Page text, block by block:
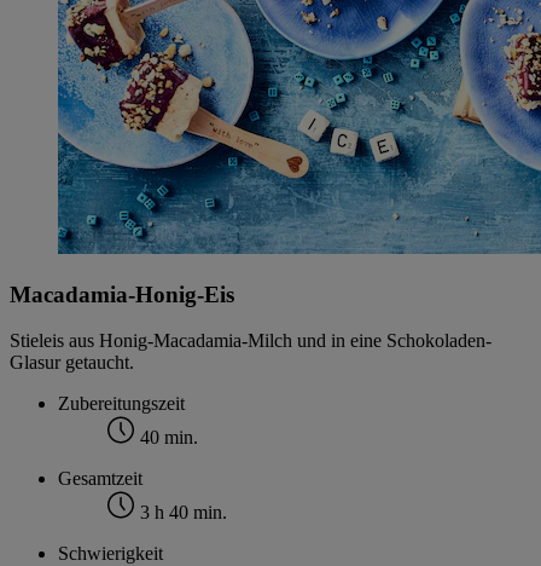
Macadamia-Honig-Eis
Stieleis aus Honig-Macadamia-Milch und in eine Schokoladen-
Glasur getaucht.
Zubereitungszeit
40 min.
Gesamtzeit
3 h 40 min.
Schwierigkeit